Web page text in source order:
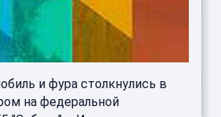
и фура столкнулись в
на федеральной